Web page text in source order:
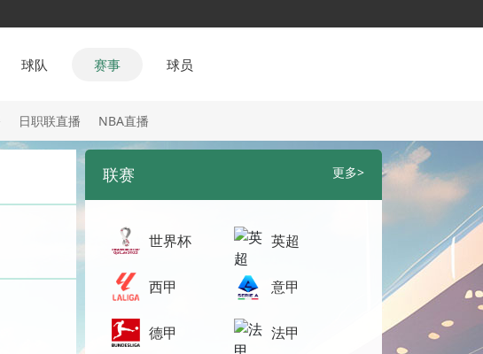
球队 赛事 球员
日职联直播 NBA直播
联赛 更多>
世界杯 英超
西甲 意甲
德甲 法甲